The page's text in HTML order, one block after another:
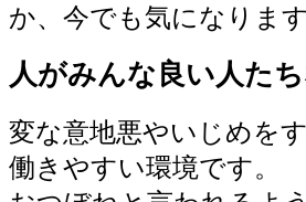
か、今でも気になります
人がみんな良い人た
変な意地悪やいじめを
働きやすい環境です。